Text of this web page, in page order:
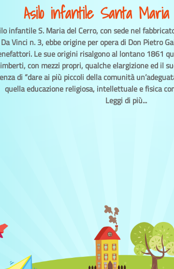
Asilo infantile Santa
infantile S. Maria del Cerro, con sede nel
Vinci n. 3, ebbe origine per opera di Don Pietro
Le sue origini risalgono al lontano 1861
con mezzi propri, qualche elargizione ed il
di “dare ai più piccoli della comunità
quella educazione religiosa, intellettuale e fisica
Leggi di più...